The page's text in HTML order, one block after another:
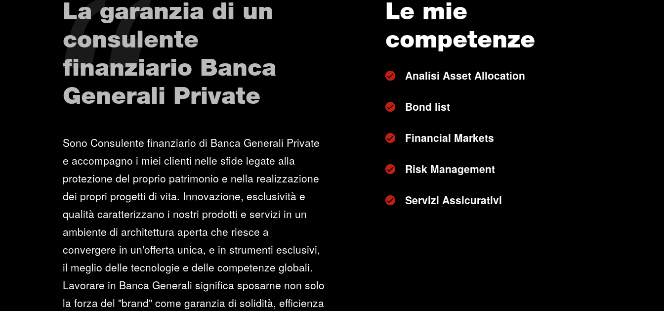
La garanzia di un
consulente
finanziario Banca
Generali Private
Sono Consulente finanziario di Banca Generali Private
e accompagno i miei clienti nelle sfide legate alla
protezione del proprio patrimonio e nella realizzazione
dei propri progetti di vita. Innovazione, esclusività e
qualità caratterizzano i nostri prodotti e servizi in un
ambiente di architettura aperta che riesce a
convergere in un'offerta unica, e in strumenti esclusivi,
il meglio delle tecnologie e delle competenze globali.
Lavorare in Banca Generali significa sposarne non solo
la forza del "brand" come garanzia di solidità, efficienza
Le mie
competenze
Analisi Asset Allocation
Bond list
Financial Markets
Risk Management
Servizi Assicurativi